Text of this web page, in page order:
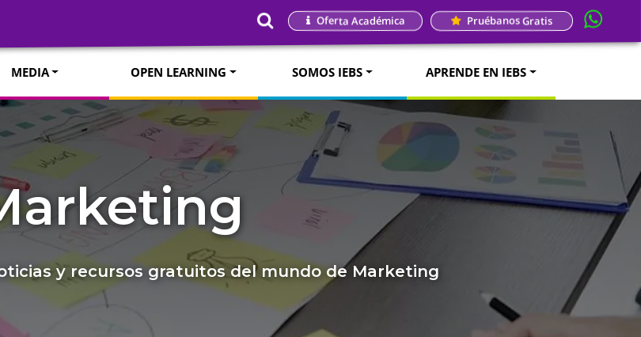
Oferta Académica Pruébanos Gratis
MEDIA OPEN LEARNING SOMOS IEBS APRENDE EN IEBS
y recursos gratuitos del mundo de Marketing